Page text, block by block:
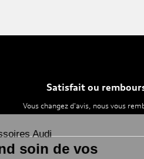
Satisfait ou
Vous changez d'avis, nous vous